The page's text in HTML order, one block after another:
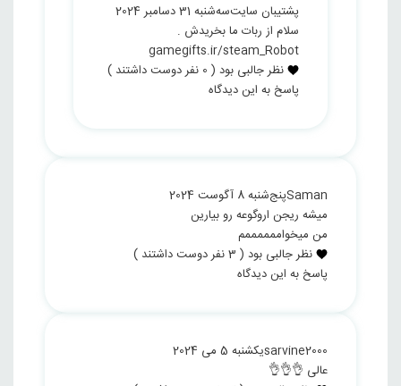
پشتیبان سایتسه‌شنبه 31 دسامبر 2024
سلام از ربات ما بخریدش .
gamegifts.ir/steam_Robot
نظر جالبی بود (
0 نفر دوست داشتند )
پاسخ به این دیدگاه
Samanپنج‌شنبه 8 آگوست 2024
میشه ریجن اروگوعه رو بیارین
من میخواممممممم
نظر جالبی بود (
3نفر دوست داشتند )
پاسخ به این دیدگاه
sarvine2000یکشنبه 5 می 2024
عالی 👌👌👌